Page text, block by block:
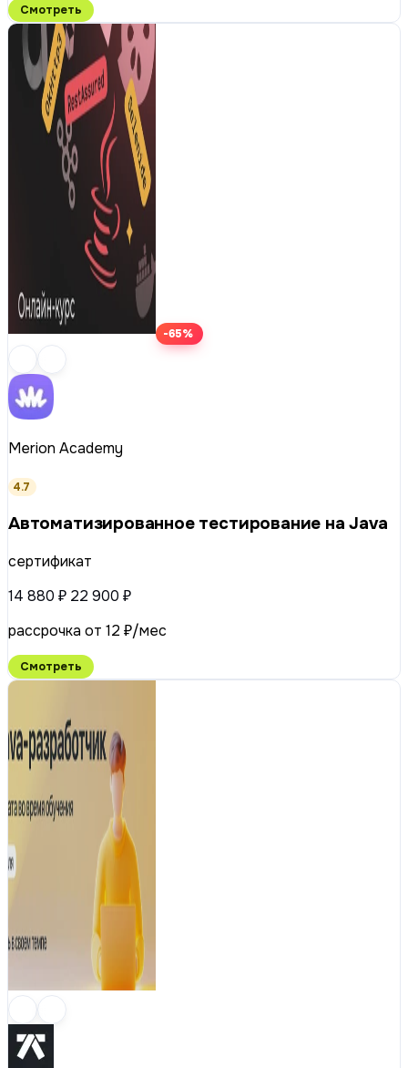
Смотреть
-65%
Merion Academy
4.7
Автоматизированное тестирование на Java
сертификат
14 880 ₽ 22 900 ₽
рассрочка от 12 ₽/мес
Смотреть